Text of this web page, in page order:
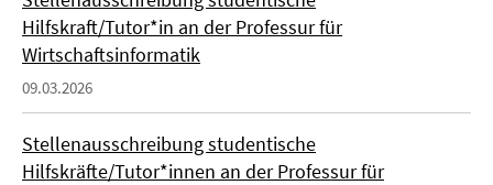
Hilfskraft/Tutor*in an der Professur für
Wirtschaftsinformatik
09.03.2026
Stellenausschreibung studentische
Hilfskräfte/Tutor*innen an der Professur für